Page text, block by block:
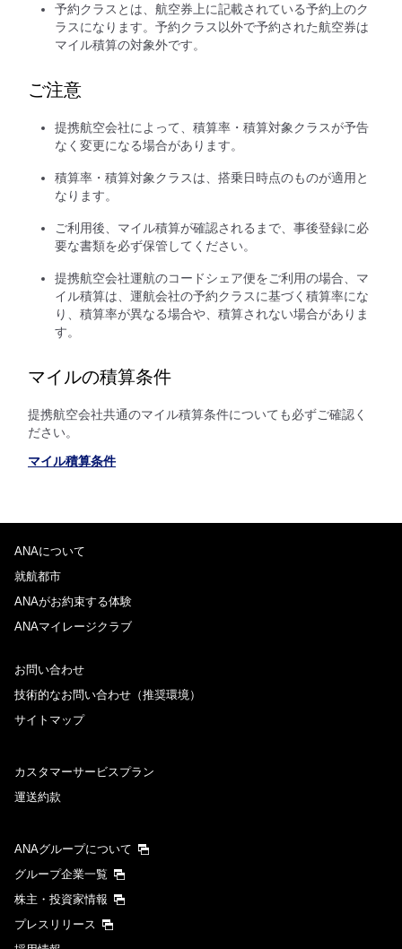
予約クラスとは、航空券上に記載されている予約上のク
ラスになります。予約クラス以外で予約された航空券は
マイル積算の対象外です。
ご注意
提携航空会社によって、積算率・積算対象クラスが予告
なく変更になる場合があります。
積算率・積算対象クラスは、搭乗日時点のものが適用と
なります。
ご利用後、マイル積算が確認されるまで、事後登録に必
要な書類を必ず保管してください。
提携航空会社運航のコードシェア便をご利用の場合、マ
イル積算は、運航会社の予約クラスに基づく積算率にな
り、積算率が異なる場合や、積算されない場合がありま
す。
マイルの積算条件
提携航空会社共通のマイル積算条件についても必ずご確認く
ださい。
マイル積算条件
ANAについて
就航都市
ANAがお約束する体験
ANAマイレージクラブ
お問い合わせ
技術的なお問い合わせ（推奨環境）
サイトマップ
カスタマーサービスプラン
運送約款
ANAグループについて
グループ企業一覧
株主・投資家情報
プレスリリース